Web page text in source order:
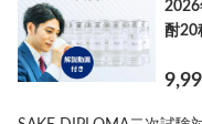
酎20